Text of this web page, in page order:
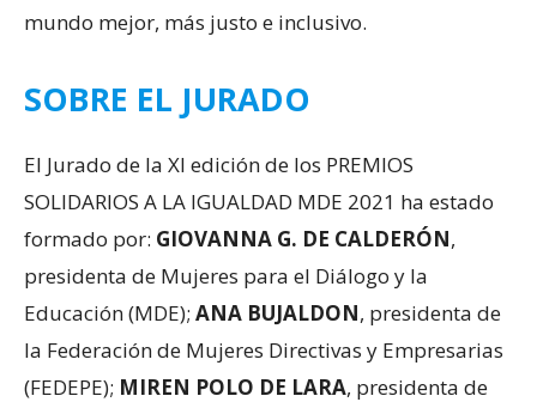
mundo mejor, más justo e inclusivo.
SOBRE EL JURADO
El Jurado de la XI edición de los PREMIOS
SOLIDARIOS A LA IGUALDAD MDE 2021 ha estado
formado por: GIOVANNA G. DE CALDERÓN,
presidenta de Mujeres para el Diálogo y la
Educación (MDE); ANA BUJALDON, presidenta de
la Federación de Mujeres Directivas y Empresarias
(FEDEPE); MIREN POLO DE LARA, presidenta de